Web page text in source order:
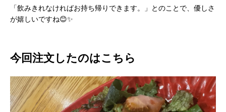
「飲みきれなければお持ち帰りできます。」とのことで、優しさ
が嬉しいですね😊✨
今回注文したのはこちら